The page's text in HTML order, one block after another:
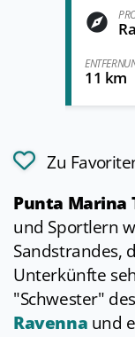
11 km
Zu
Punta Marina
und Sportlern
Sandstrandes,
Unterkünfte
"Schwester"
Ravenna und